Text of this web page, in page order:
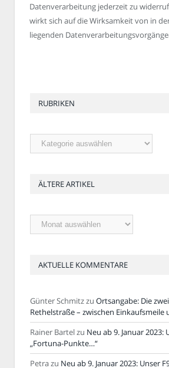
Datenverarbeitung jederzeit zu
wirkt sich auf die Wirksamkeit von in
liegenden
RUBRIKEN
Rubriken
ÄLTERE ARTIKEL
Ältere
Artikel
AKTUELLE KOMMENTARE
Günter Schmitzzu Ortsangabe: Die
Rethelstraße – zwischen Einkaufsmeile
Rainer Bartelzu Neu ab 9. Januar 2023:
„Fortuna-Punkte…“
Petrazu Neu ab 9. Januar 2023: Unser